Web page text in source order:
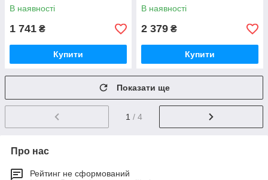
В наявності
1 741 ₴
Купити
В наявності
2 379 ₴
Купити
Показати ще
1 / 4
Про нас
Рейтинг не сформований